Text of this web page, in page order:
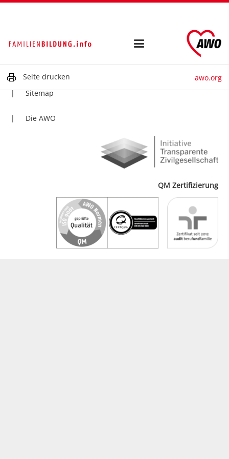
Seite drucken awo.org
Impressum
Sitemap
Die AWO
QM Zertifizierung